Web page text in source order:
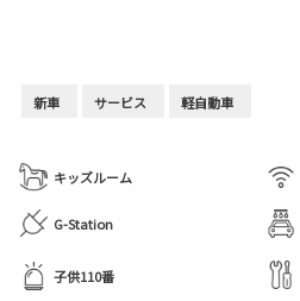
新車 サービス 軽自動車
キッズルーム
G-Station
子供110番